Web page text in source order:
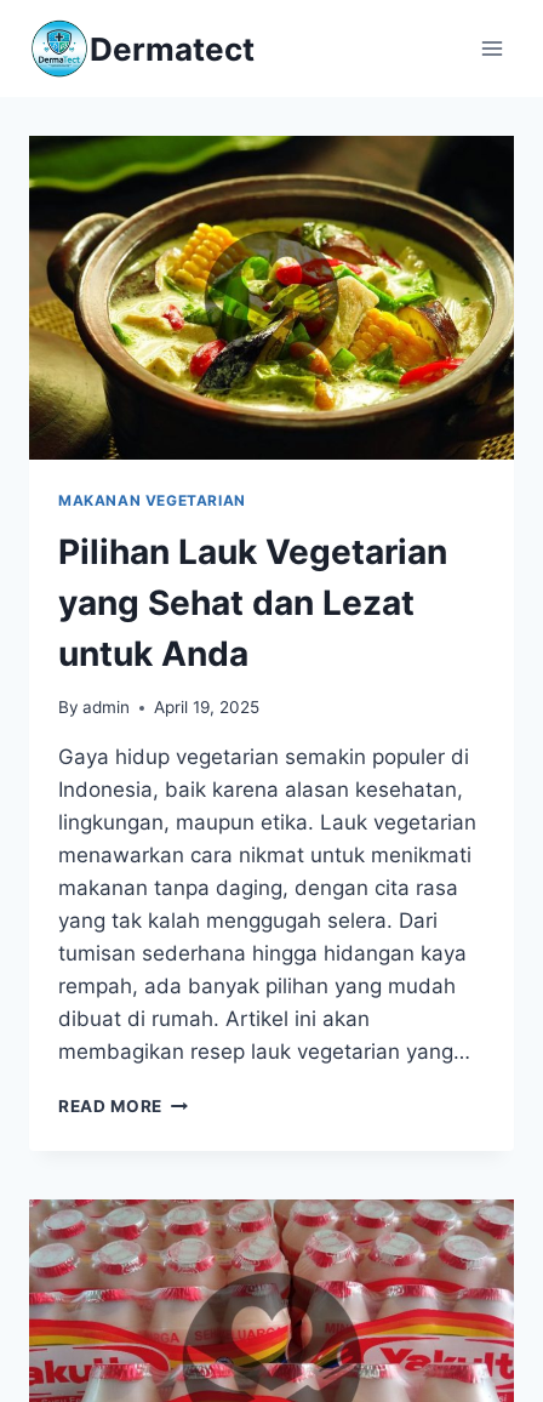
content
Dermatect
MAKANAN VEGETARIAN
Pilihan Lauk Vegetarian
yang Sehat dan Lezat
untuk Anda
By admin April 19, 2025
Gaya hidup vegetarian semakin populer di
Indonesia, baik karena alasan kesehatan,
lingkungan, maupun etika. Lauk vegetarian
menawarkan cara nikmat untuk menikmati
makanan tanpa daging, dengan cita rasa
yang tak kalah menggugah selera. Dari
tumisan sederhana hingga hidangan kaya
rempah, ada banyak pilihan yang mudah
dibuat di rumah. Artikel ini akan
membagikan resep lauk vegetarian yang…
READ MORE PILIHAN
SEHAT
DAN
LEZAT
UNTUK
ANDA